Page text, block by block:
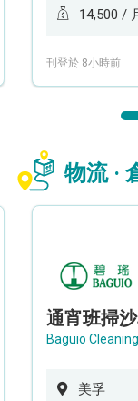
14,500 /
刊登於 8小時前
物流 ·
通宵班掃
Baguio
美孚